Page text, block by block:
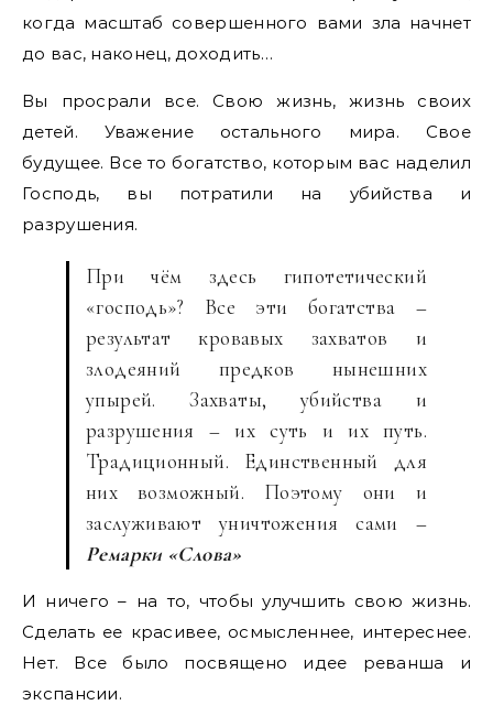
когда масштаб совершенного вами зла начнет
до вас, наконец, доходить…
Вы просрали все. Свою жизнь, жизнь своих
детей. Уважение остального мира. Свое
будущее. Все то богатство, которым вас наделил
Господь, вы потратили на убийства и
разрушения.
При чём здесь гипотетический
«господь»? Все эти богатства –
результат кровавых захватов и
злодеяний предков нынешних
упырей. Захваты, убийства и
разрушения – их суть и их путь.
Традиционный. Единственный для
них возможный. Поэтому они и
заслуживают уничтожения сами –
Ремарки «Слова»
И ничего – на то, чтобы улучшить свою жизнь.
Сделать ее красивее, осмысленнее, интереснее.
Нет. Все было посвящено идее реванша и
экспансии.